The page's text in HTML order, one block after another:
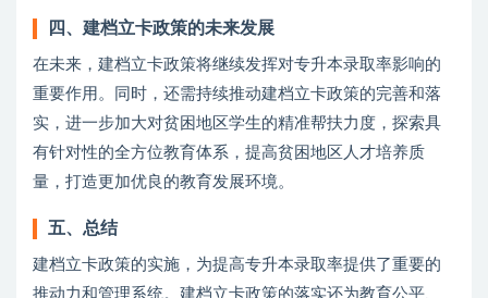
四、建档立卡政策的未来发展
在未来，建档立卡政策将继续发挥对专升本录取率影响的
重要作用。同时，还需持续推动建档立卡政策的完善和落
实，进一步加大对贫困地区学生的精准帮扶力度，探索具
有针对性的全方位教育体系，提高贫困地区人才培养质
量，打造更加优良的教育发展环境。
五、总结
建档立卡政策的实施，为提高专升本录取率提供了重要的
推动力和管理系统。建档立卡政策的落实还为教育公平、